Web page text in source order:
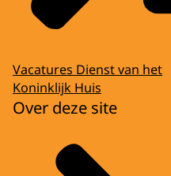
Vacatures Dienst van het
Koninklijk Huis
Over deze site